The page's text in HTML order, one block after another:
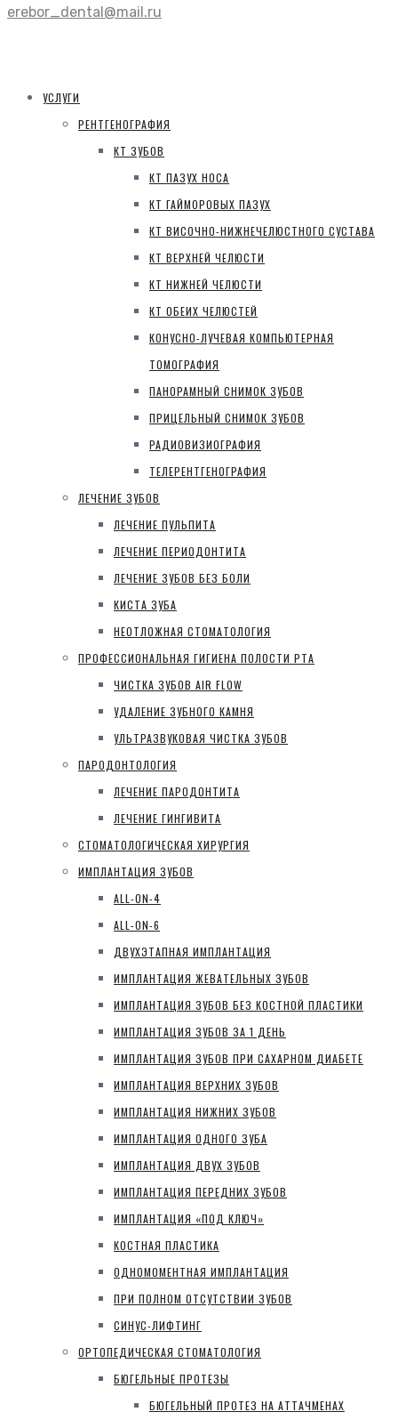
erebor_dental@mail.ru
УСЛУГИ
РЕНТГЕНОГРАФИЯ
КТ ЗУБОВ
КТ ПАЗУХ НОСА
КТ ГАЙМОРОВЫХ ПАЗУХ
КТ ВИСОЧНО-НИЖНЕЧЕЛЮСТНОГО СУСТАВА
КТ ВЕРХНЕЙ ЧЕЛЮСТИ
КТ НИЖНЕЙ ЧЕЛЮСТИ
КТ ОБЕИХ ЧЕЛЮСТЕЙ
КОНУСНО-ЛУЧЕВАЯ КОМПЬЮТЕРНАЯ
ТОМОГРАФИЯ
ПАНОРАМНЫЙ СНИМОК ЗУБОВ
ПРИЦЕЛЬНЫЙ СНИМОК ЗУБОВ
РАДИОВИЗИОГРАФИЯ
ТЕЛЕРЕНТГЕНОГРАФИЯ
ЛЕЧЕНИЕ ЗУБОВ
ЛЕЧЕНИЕ ПУЛЬПИТА
ЛЕЧЕНИЕ ПЕРИОДОНТИТА
ЛЕЧЕНИЕ ЗУБОВ БЕЗ БОЛИ
КИСТА ЗУБА
НЕОТЛОЖНАЯ СТОМАТОЛОГИЯ
ПРОФЕССИОНАЛЬНАЯ ГИГИЕНА ПОЛОСТИ РТА
ЧИСТКА ЗУБОВ AIR FLOW
УДАЛЕНИЕ ЗУБНОГО КАМНЯ
УЛЬТРАЗВУКОВАЯ ЧИСТКА ЗУБОВ
ПАРОДОНТОЛОГИЯ
ЛЕЧЕНИЕ ПАРОДОНТИТА
ЛЕЧЕНИЕ ГИНГИВИТА
СТОМАТОЛОГИЧЕСКАЯ ХИРУРГИЯ
ИМПЛАНТАЦИЯ ЗУБОВ
ALL-ON-4
ALL-ON-6
ДВУХЭТАПНАЯ ИМПЛАНТАЦИЯ
ИМПЛАНТАЦИЯ ЖЕВАТЕЛЬНЫХ ЗУБОВ
ИМПЛАНТАЦИЯ ЗУБОВ БЕЗ КОСТНОЙ ПЛАСТИКИ
ИМПЛАНТАЦИЯ ЗУБОВ ЗА 1 ДЕНЬ
ИМПЛАНТАЦИЯ ЗУБОВ ПРИ САХАРНОМ ДИАБЕТЕ
ИМПЛАНТАЦИЯ ВЕРХНИХ ЗУБОВ
ИМПЛАНТАЦИЯ НИЖНИХ ЗУБОВ
ИМПЛАНТАЦИЯ ОДНОГО ЗУБА
ИМПЛАНТАЦИЯ ДВУХ ЗУБОВ
ИМПЛАНТАЦИЯ ПЕРЕДНИХ ЗУБОВ
ИМПЛАНТАЦИЯ «ПОД КЛЮЧ»
КОСТНАЯ ПЛАСТИКА
ОДНОМОМЕНТНАЯ ИМПЛАНТАЦИЯ
ПРИ ПОЛНОМ ОТСУТСТВИИ ЗУБОВ
СИНУС-ЛИФТИНГ
ОРТОПЕДИЧЕСКАЯ СТОМАТОЛОГИЯ
БЮГЕЛЬНЫЕ ПРОТЕЗЫ
БЮГЕЛЬНЫЙ ПРОТЕЗ НА АТТАЧМЕНАХ